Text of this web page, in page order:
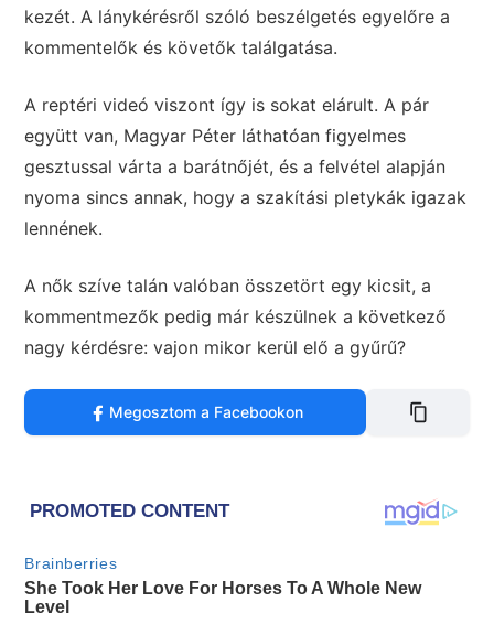
kezét. A lánykérésről szóló beszélgetés egyelőre a
kommentelők és követők találgatása.
A reptéri videó viszont így is sokat elárult. A pár
együtt van, Magyar Péter láthatóan figyelmes
gesztussal várta a barátnőjét, és a felvétel alapján
nyoma sincs annak, hogy a szakítási pletykák igazak
lennének.
A nők szíve talán valóban összetört egy kicsit, a
kommentmezők pedig már készülnek a következő
nagy kérdésre: vajon mikor kerül elő a gyűrű?
Megosztom a Facebookon